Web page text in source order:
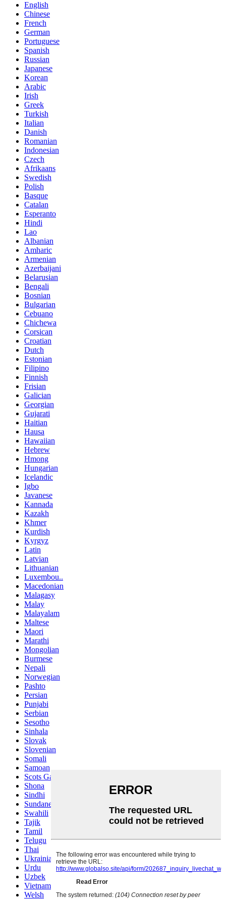
English
Chinese
French
German
Portuguese
Spanish
Russian
Japanese
Korean
Arabic
Irish
Greek
Turkish
Italian
Danish
Romanian
Indonesian
Czech
Afrikaans
Swedish
Polish
Basque
Catalan
Esperanto
Hindi
Lao
Albanian
Amharic
Armenian
Azerbaijani
Belarusian
Bengali
Bosnian
Bulgarian
Cebuano
Chichewa
Corsican
Croatian
Dutch
Estonian
Filipino
Finnish
Frisian
Galician
Georgian
Gujarati
Haitian
Hausa
Hawaiian
Hebrew
Hmong
Hungarian
Icelandic
Igbo
Javanese
Kannada
Kazakh
Khmer
Kurdish
Kyrgyz
Latin
Latvian
Lithuanian
Luxembou..
Macedonian
Malagasy
Malay
Malayalam
Maltese
Maori
Marathi
Mongolian
Burmese
Nepali
Norwegian
Pashto
Persian
Punjabi
Serbian
Sesotho
Sinhala
Slovak
Slovenian
Somali
Samoan
Scots Gaelic
Shona
Sindhi
Sundanese
Swahili
Tajik
Tamil
Telugu
Thai
Ukrainian
Urdu
Uzbek
Vietnamese
Welsh